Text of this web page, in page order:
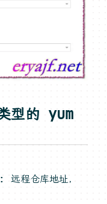
型的 yum
程仓库地址，